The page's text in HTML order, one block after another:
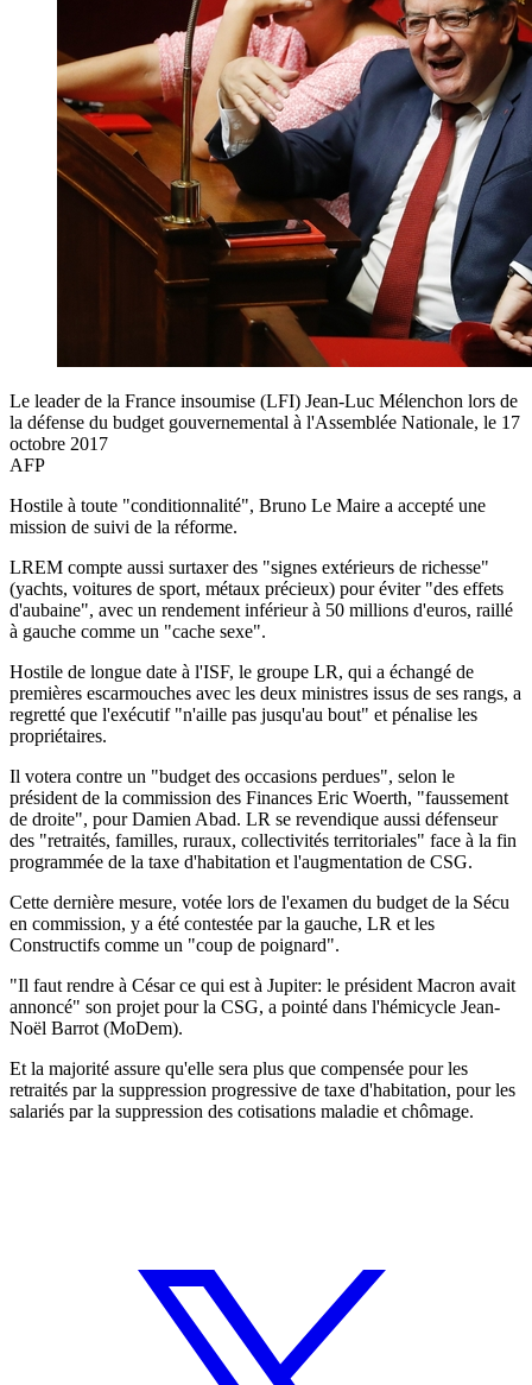
Le leader de la France insoumise (LFI) Jean-Luc Mélenchon lors de
la défense du budget gouvernemental à l'Assemblée Nationale, le 17
octobre 2017
AFP
Hostile à toute "conditionnalité", Bruno Le Maire a accepté une
mission de suivi de la réforme.
LREM compte aussi surtaxer des "signes extérieurs de richesse"
(yachts, voitures de sport, métaux précieux) pour éviter "des effets
d'aubaine", avec un rendement inférieur à 50 millions d'euros, raillé
à gauche comme un "cache sexe".
Hostile de longue date à l'ISF, le groupe LR, qui a échangé de
premières escarmouches avec les deux ministres issus de ses rangs, a
regretté que l'exécutif "n'aille pas jusqu'au bout" et pénalise les
propriétaires.
Il votera contre un "budget des occasions perdues", selon le
président de la commission des Finances Eric Woerth, "faussement
de droite", pour Damien Abad. LR se revendique aussi défenseur
des "retraités, familles, ruraux, collectivités territoriales" face à la fin
programmée de la taxe d'habitation et l'augmentation de CSG.
Cette dernière mesure, votée lors de l'examen du budget de la Sécu
en commission, y a été contestée par la gauche, LR et les
Constructifs comme un "coup de poignard".
"Il faut rendre à César ce qui est à Jupiter: le président Macron avait
annoncé" son projet pour la CSG, a pointé dans l'hémicycle Jean-
Noël Barrot (MoDem).
Et la majorité assure qu'elle sera plus que compensée pour les
retraités par la suppression progressive de taxe d'habitation, pour les
salariés par la suppression des cotisations maladie et chômage.